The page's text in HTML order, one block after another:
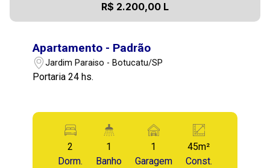
R$ 2.200,00 L
Apartamento - Padrão
Jardim Paraiso - Botucatu/SP
Portaria 24 hs.
2
Dorm.
1
Banho
1
Garagem
45m²
Const.